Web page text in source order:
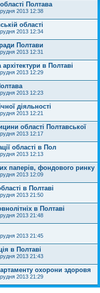
Полтава
2013 12:38
області
2013 12:34
Полтави
2013 12:31
в Полтаві
2013 12:29
2013 12:23
діяльності
2013 12:21
області Полтавської
2013 12:17
області в Пол
2013 12:13
паперів, фондового ринку
2013 12:09
в Полтаві
2013 21:50
в Полтаві
2013 21:48
2013 21:45
в Полтаві
2013 21:43
охорони здоровя
2013 21:29